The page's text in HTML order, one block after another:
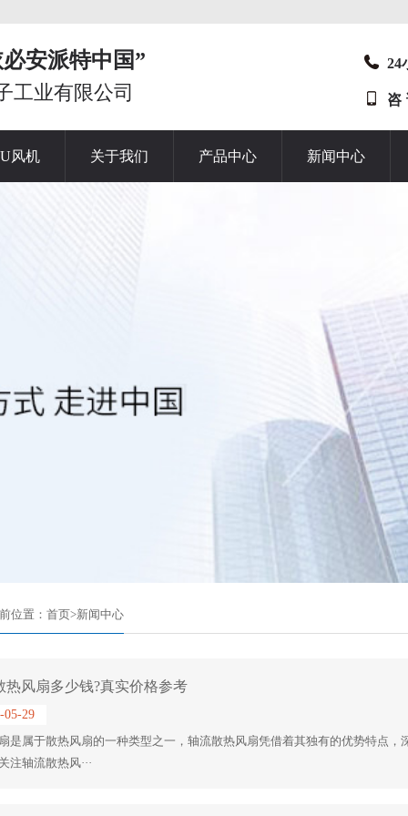
安派特中国”
工业有限公司
24
咨
风机 关于我们 产品中心 新闻中心
位置： 首页>新闻中心
热风扇多少钱?真实价格参考
05-29
是属于散热风扇的一种类型之一，轴流散热风扇凭借着其独有的优势特点
注轴流散热风···